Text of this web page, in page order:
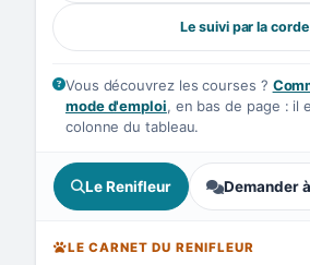
Le suivi par la corde
Vous découvrez les courses ?
mode d'emploi, en bas de page : il
colonne du tableau.
Le Renifleur Demander
LE CARNET DU RENIFLEUR